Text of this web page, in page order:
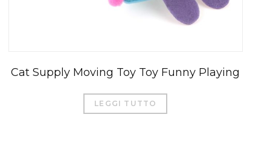
Cat Supply Moving Toy Toy Funny Playing
LEGGI TUTTO